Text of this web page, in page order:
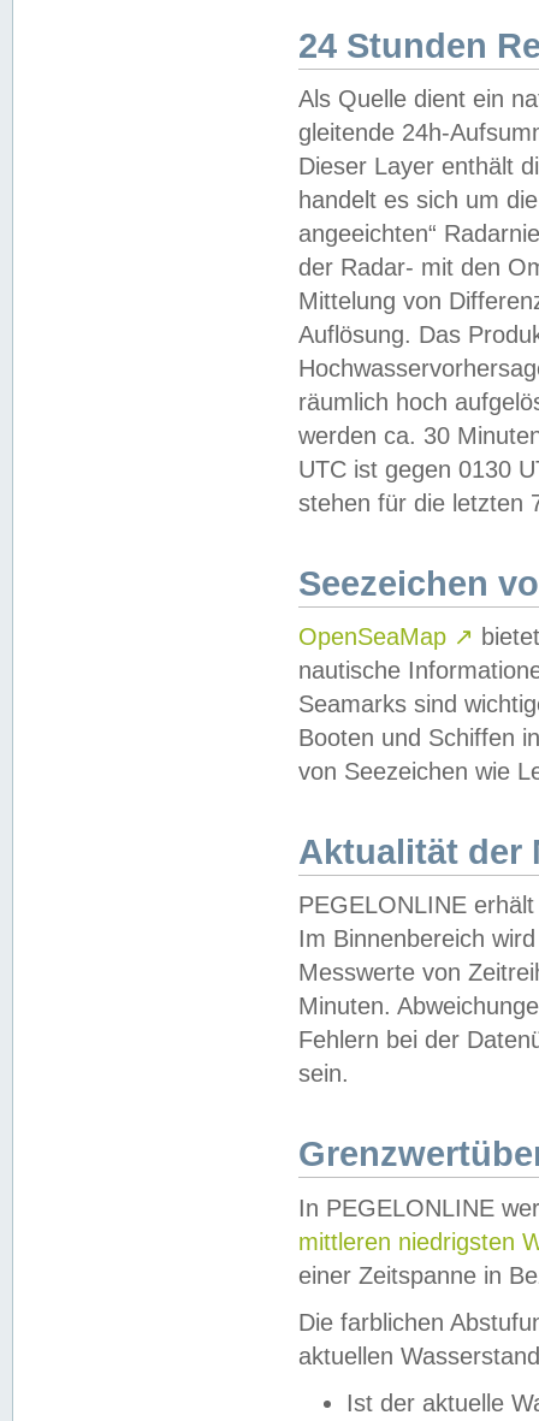
24 Stunden
Als Quelle dient ein
gleitende 24h-
Dieser Layer enthält
handelt es sich um
angeeichten“
der Radar- mit den
Mittelung von
Auflösung. Das
räumlich hoch
werden ca. 30
UTC ist gegen 0130
stehen für die letzten
Seezeichen
OpenSeaMap ↗
nautische
Seamarks sind
Booten und Schiffen
von Seezeichen wie
Aktualität der
PEGELONLINE
Im Binnenbereich
Messwerte von
Minuten.
Fehlern bei der
sein.
In PEGELONLINE
mittleren niedrigsten
einer Zeitspanne in
Die farblichen
aktuellen
Ist der aktuelle